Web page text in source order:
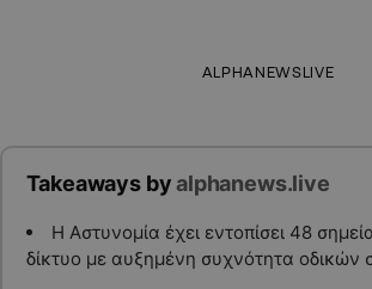
ALPHANEWSLIVE
Takeaways byalphanews.live
Η Αστυνομία έχει εντοπίσει 48
δίκτυο με αυξημένη συχνότητα οδικών